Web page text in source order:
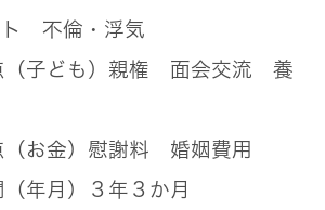
ト 不倫・浮気
子ども） 親権 面会交流 養
お金） 慰謝料 婚姻費用
年月） ３年３か月